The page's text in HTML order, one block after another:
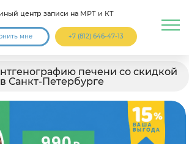
центр записи на МРТ и КТ
мне +7 (812) 646-47-13
печени со скидкой
в Санкт-Петербурге